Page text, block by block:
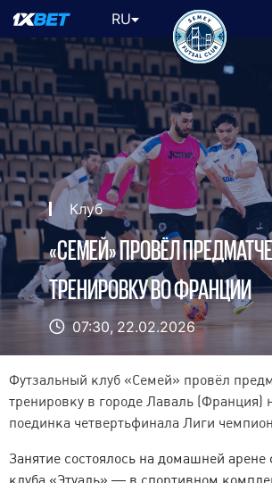
RU
Клуб
«СЕМЕЙ» ПРОВЁЛ
ТРЕНИРОВКУ ВО ФРАНЦИИ
07:30, 22.02.2026
Футзальный клуб «Семей» провёл
тренировку в городе Лаваль (Франция)
поединка четвертьфинала Лиги
Занятие состоялось на домашней арене